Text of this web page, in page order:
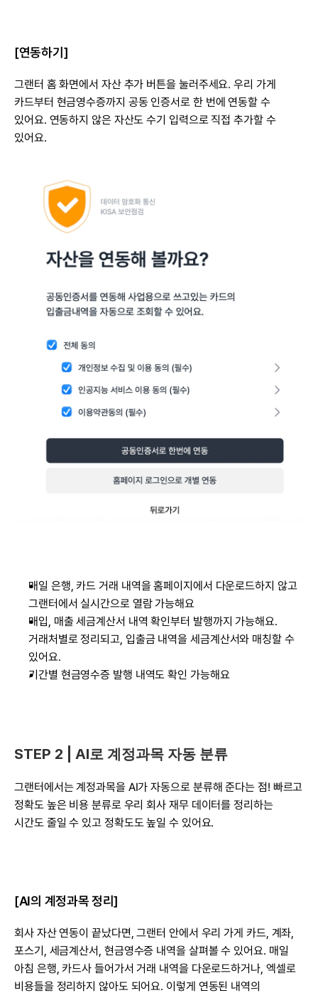
[연동하기]
그랜터 홈 화면에서 자산 추가 버튼을 눌러주세요. 우리 가게
카드부터 현금영수증까지 공동 인증서로 한 번에 연동할 수
있어요. 연동하지 않은 자산도 수기 입력으로 직접 추가할 수
있어요.
매일 은행, 카드 거래 내역을 홈페이지에서 다운로드하지 않고
그랜터에서 실시간으로 열람 가능해요
매입, 매출 세금계산서 내역 확인부터 발행까지 가능해요.
거래처별로 정리되고, 입출금 내역을 세금계산서와 매칭할 수
있어요.
기간별 현금영수증 발행 내역도 확인 가능해요
STEP 2 | AI로 계정과목 자동 분류
그랜터에서는 계정과목을 AI가 자동으로 분류해 준다는 점! 빠르고
정확도 높은 비용 분류로 우리 회사 재무 데이터를 정리하는
시간도 줄일 수 있고 정확도도 높일 수 있어요.
[AI의 계정과목 정리]
회사 자산 연동이 끝났다면, 그랜터 안에서 우리 가게 카드, 계좌,
포스기, 세금계산서, 현금영수증 내역을 살펴볼 수 있어요. 매일
아침 은행, 카드사 들어가서 거래 내역을 다운로드하거나, 엑셀로
비용들을 정리하지 않아도 되어요. 이렇게 연동된 내역의